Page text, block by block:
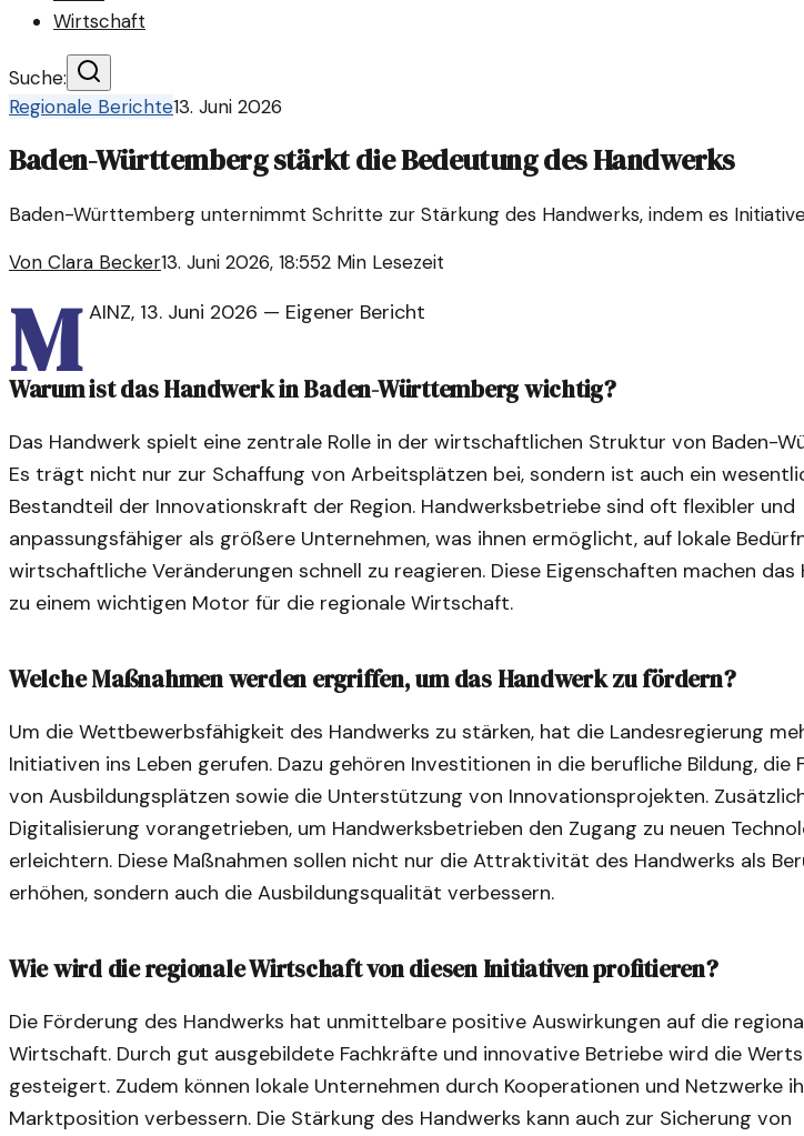
Wirtschaft
Suche:
Regionale Berichte13. Juni 2026
Baden-Württemberg stärkt die Bedeutung des Handwerks
Baden-Württemberg unternimmt Schritte zur Stärkung des Handwerks, indem es
Von Clara Becker13. Juni 2026, 18:552 Min Lesezeit
M AINZ, 13. Juni 2026 — Eigener Bericht
Warum ist das Handwerk in Baden-Württemberg wichtig?
Das Handwerk spielt eine zentrale Rolle in der wirtschaftlichen Struktur von Baden-
Es trägt nicht nur zur Schaffung von Arbeitsplätzen bei, sondern ist auch ein
Bestandteil der Innovationskraft der Region. Handwerksbetriebe sind oft flexibler und
anpassungsfähiger als größere Unternehmen, was ihnen ermöglicht, auf lokale
wirtschaftliche Veränderungen schnell zu reagieren. Diese Eigenschaften machen das
zu einem wichtigen Motor für die regionale Wirtschaft.
Welche Maßnahmen werden ergriffen, um das Handwerk zu fördern?
Um die Wettbewerbsfähigkeit des Handwerks zu stärken, hat die Landesregierung
Initiativen ins Leben gerufen. Dazu gehören Investitionen in die berufliche Bildung, die
von Ausbildungsplätzen sowie die Unterstützung von Innovationsprojekten.
Digitalisierung vorangetrieben, um Handwerksbetrieben den Zugang zu neuen
erleichtern. Diese Maßnahmen sollen nicht nur die Attraktivität des Handwerks als
erhöhen, sondern auch die Ausbildungsqualität verbessern.
Wie wird die regionale Wirtschaft von diesen Initiativen profitieren?
Die Förderung des Handwerks hat unmittelbare positive Auswirkungen auf die
Wirtschaft. Durch gut ausgebildete Fachkräfte und innovative Betriebe wird die
gesteigert. Zudem können lokale Unternehmen durch Kooperationen und Netzwerke
Marktposition verbessern. Die Stärkung des Handwerks kann auch zur Sicherung von